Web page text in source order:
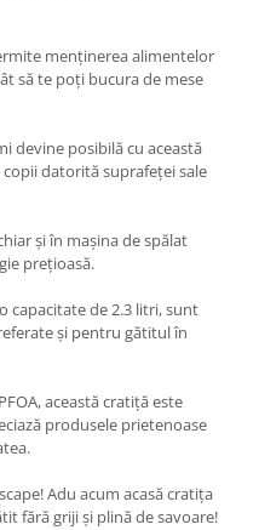
menținerea alimentelor
să te poți bucura de mese
devine posibilă cu această
datorită suprafeței sale
și în mașina de spălat
prețioasă.
capacitate de 2.3 litri, sunt
și pentru gătitul în
această cratiță este
produsele prietenoase
Adu acum acasă cratița
fără griji și plină de savoare!